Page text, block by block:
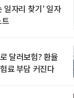
일자리 찾기’ 일자
달러보험? 환율
료 부담 커진다